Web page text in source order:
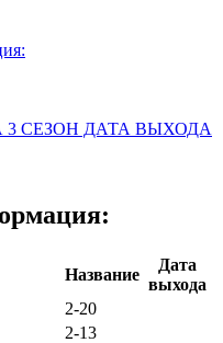
3 СЕЗОН ДАТА ВЫХОДА
Название
Дата
выхода
2-20
2-13